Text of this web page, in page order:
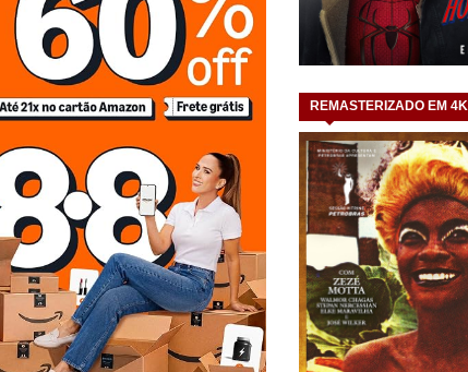
REMASTERIZADO EM 4K